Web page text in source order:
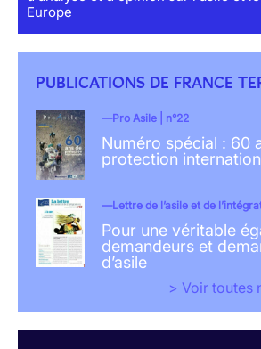
Europe
PUBLICATIONS DE FRANCE
Pro Asile | n°22
Numéro spécial : 60
protection
Lettre de l’asile et de
Pour une véritable
demandeurs et
d’asile
> Voir toutes